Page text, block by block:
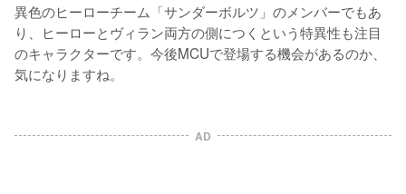
異色のヒーローチーム「サンダーボルツ」のメンバーでもあ
り、ヒーローとヴィラン両方の側につくという特異性も注目
のキャラクターです。今後MCUで登場する機会があるのか、
気になりますね。
AD